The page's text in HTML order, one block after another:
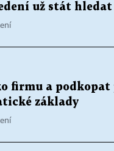
už stát hledat
firmu a
základy